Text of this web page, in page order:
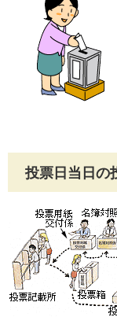
投票日当日の